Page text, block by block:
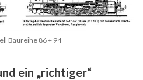
Baureihe 86 + 94
ein „richtiger“